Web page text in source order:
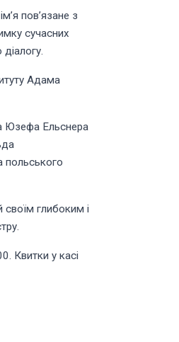
пов’язане з
сучасних
Адама
Юзефа Ельснера
польського
своїм глибоким і
Квитки у касі